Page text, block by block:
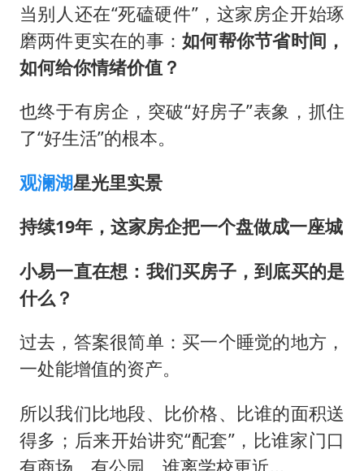
当别人还在“死磕硬件”，这家房企开始琢
磨两件更实在的事：如何帮你节省时间，
如何给你情绪价值？
也终于有房企，突破“好房子”表象，抓住
了“好生活”的根本。
观澜湖星光里实景
持续19年，这家房企把一个盘做成一座城
小易一直在想：我们买房子，到底买的是
什么？
过去，答案很简单：买一个睡觉的地方，
一处能增值的资产。
所以我们比地段、比价格、比谁的面积送
得多；后来开始讲究“配套”，比谁家门口